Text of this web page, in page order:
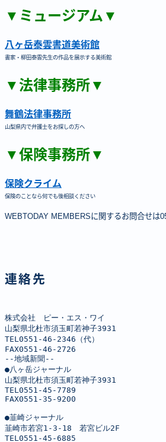
▼ミュージアム▼
八ヶ岳泰雲書道美術館
書家・柳田泰雲先生の作品を展示する美術館
▼法律事務所▼
舞鶴法律事務所
山梨県内で弁護士をお探しの方へ
▼保険事務所▼
保険クライム
保険のことなら何でも後相談ください
WEBTODAY MEMBERSに関するお問合せは
連絡先
株式会社　ピー・エス・ワイ
山梨県北杜市須玉町若神子3931
TEL0551-46-2346（代）
FAX0551-46-2726
--地域新聞--
●八ヶ岳ジャーナル
山梨県北杜市須玉町若神子3931
TEL0551-45-7789
FAX0551-35-9200
●韮崎ジャーナル
韮崎市若宮1-3-18　若宮ビル2F
TEL0551-45-6885